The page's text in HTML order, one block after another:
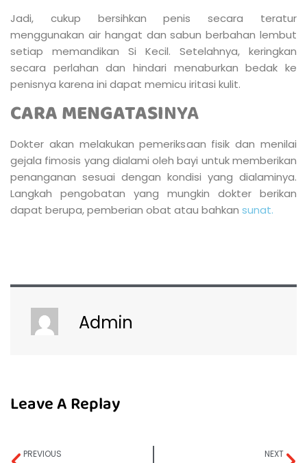
Jadi, cukup bersihkan penis secara teratur
menggunakan air hangat dan sabun berbahan lembut
setiap memandikan Si Kecil. Setelahnya, keringkan
secara perlahan dan hindari menaburkan bedak ke
penisnya karena ini dapat memicu iritasi kulit.
CARA MENGATASINYA
Dokter akan melakukan pemeriksaan fisik dan menilai
gejala fimosis yang dialami oleh bayi untuk memberikan
penanganan sesuai dengan kondisi yang dialaminya.
Langkah pengobatan yang mungkin dokter berikan
dapat berupa, pemberian obat atau bahkan sunat.
Admin
Leave A Replay
PREVIOUS NEXT